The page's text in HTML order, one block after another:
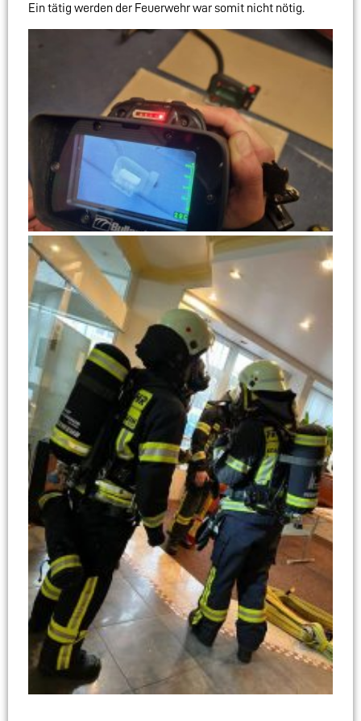
Ein tätig werden der Feuerwehr war somit nicht nötig.